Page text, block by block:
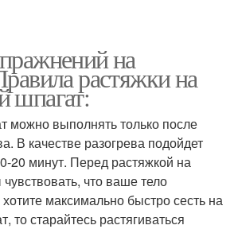
на
растяжки на
шпагат:
можно выполнять только после
В качестве разогрева подойдет
20 минут. Перед растяжкой на
что ваше тело
максимально быстро сесть на
то старайтесь растягиваться